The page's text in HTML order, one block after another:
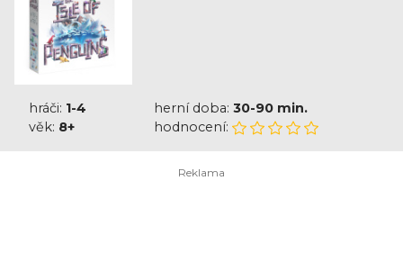
hráči: 1-4 herní doba: 30-90 min.
věk: 8+ hodnocení: